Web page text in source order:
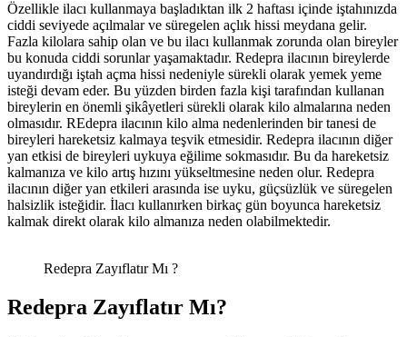
Özellikle ilacı kullanmaya başladıktan ilk 2 haftası içinde iştahınızda
ciddi seviyede açılmalar ve süregelen açlık hissi meydana gelir.
Fazla kilolara sahip olan ve bu ilacı kullanmak zorunda olan bireyler
bu konuda ciddi sorunlar yaşamaktadır. Redepra ilacının bireylerde
uyandırdığı iştah açma hissi nedeniyle sürekli olarak yemek yeme
isteği devam eder. Bu yüzden birden fazla kişi tarafından kullanan
bireylerin en önemli şikâyetleri sürekli olarak kilo almalarına neden
olmasıdır. REdepra ilacının kilo alma nedenlerinden bir tanesi de
bireyleri hareketsiz kalmaya teşvik etmesidir. Redepra ilacının diğer
yan etkisi de bireyleri uykuya eğilime sokmasıdır. Bu da hareketsiz
kalmanıza ve kilo artış hızını yükseltmesine neden olur. Redepra
ilacının diğer yan etkileri arasında ise uyku, güçsüzlük ve süregelen
halsizlik isteğidir. İlacı kullanırken birkaç gün boyunca hareketsiz
kalmak direkt olarak kilo almanıza neden olabilmektedir.
Redepra Zayıflatır Mı ?
Redepra Zayıflatır Mı?